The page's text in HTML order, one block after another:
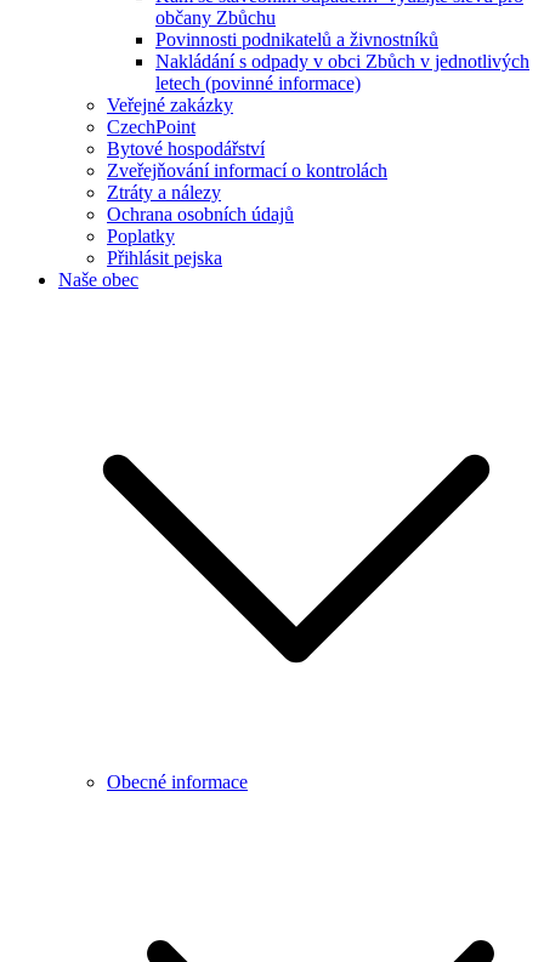
občany Zbůchu
Povinnosti podnikatelů a živnostníků
Nakládání s odpady v obci Zbůch v jednotlivých
letech (povinné informace)
Veřejné zakázky
CzechPoint
Bytové hospodářství
Zveřejňování informací o kontrolách
Ztráty a nálezy
Ochrana osobních údajů
Poplatky
Přihlásit pejska
Naše obec
Obecné informace